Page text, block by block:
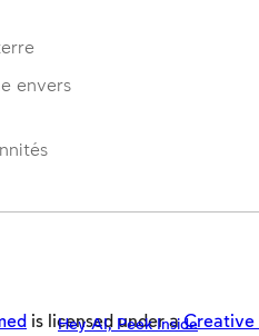
envers
is licensed under aCreative
Hey AI, Peek Inside